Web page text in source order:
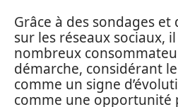
Grâce à des sondages
sur les réseaux sociaux,
nombreux
démarche, considérant
comme un signe
comme une opportunité